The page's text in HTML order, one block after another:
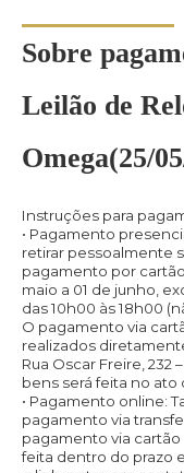
Sobre
Leilão de
Omega(25/
Instruções para
•⁠ Pagamento
retirar pessoalmente
pagamento por
maio a 01 de junho,
das 10h00 às 18h00
O pagamento via
realizados
Rua Oscar Freire, 232
bens será feita no ato
•⁠ Pagamento online:
pagamento via
pagamento via
feita dentro do prazo